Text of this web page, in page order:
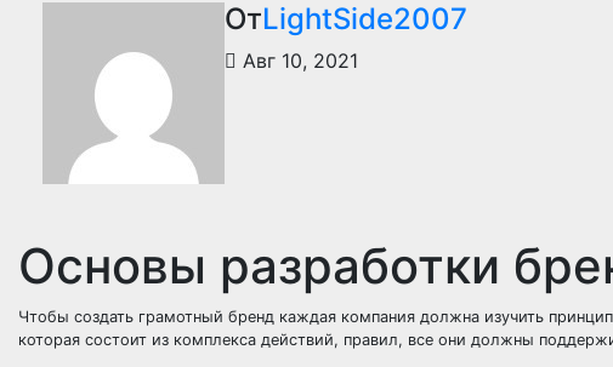
ОтLightSide2007
Авг 10, 2021
Основы разработки
Чтобы создать грамотный бренд каждая компания должна изучить
которая состоит из комплекса действий, правил, все они должны